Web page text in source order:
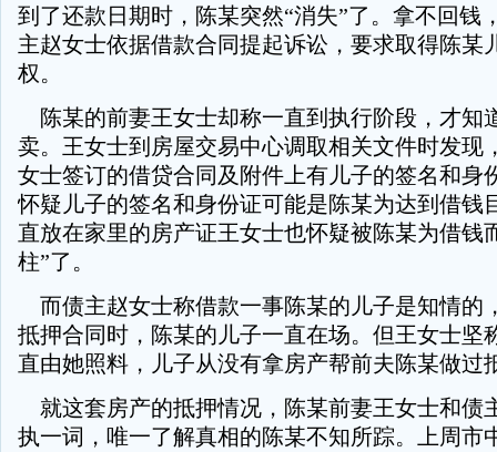
到了还款日期时，陈某突然“消失”了。拿不回钱
主赵女士依据借款合同提起诉讼，要求取得陈某
权。
陈某的前妻王女士却称一直到执行阶段，才知
卖。王女士到房屋交易中心调取相关文件时发现
女士签订的借贷合同及附件上有儿子的签名和身
怀疑儿子的签名和身份证可能是陈某为达到借钱
直放在家里的房产证王女士也怀疑被陈某为借钱
柱”了。
而债主赵女士称借款一事陈某的儿子是知情的
抵押合同时，陈某的儿子一直在场。但王女士坚
直由她照料，儿子从没有拿房产帮前夫陈某做过
就这套房产的抵押情况，陈某前妻王女士和债
执一词，唯一了解真相的陈某不知所踪。上周市